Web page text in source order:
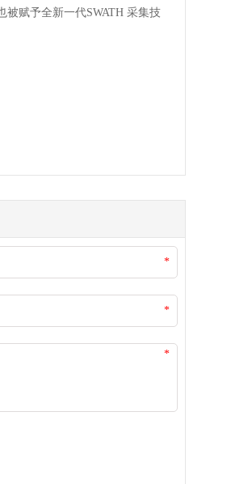
被赋予全新一代SWATH 采集技
*
*
*